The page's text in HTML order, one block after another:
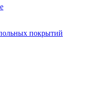
покрытий